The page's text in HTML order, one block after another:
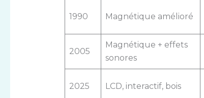
1990 Magnétique amélioré
2005
Magnétique + effets
sonores
2025 LCD, interactif, bois